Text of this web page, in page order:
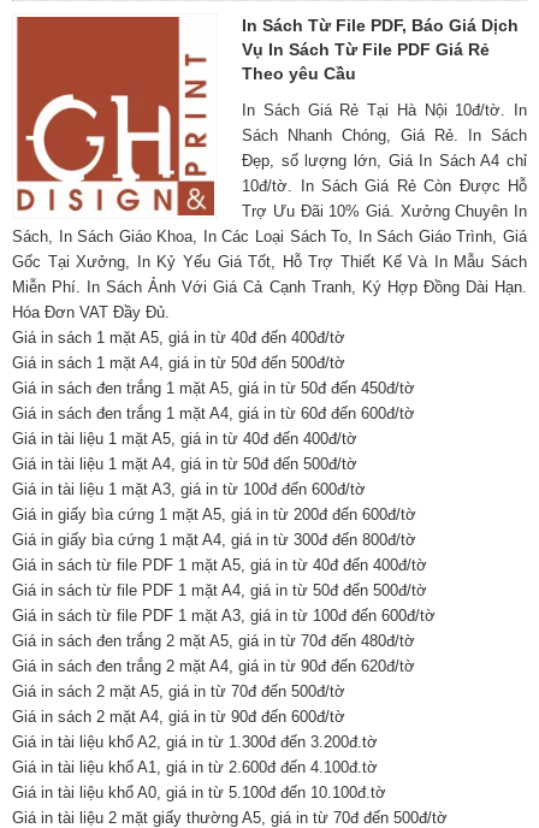
In Sách Từ File PDF, Báo Giá Dịch
Vụ In Sách Từ File PDF Giá Rẻ
Theo yêu Cầu
In Sách Giá Rẻ Tại Hà Nội 10đ/tờ. In
Sách Nhanh Chóng, Giá Rẻ. In Sách
Đẹp, số lượng lớn, Giá In Sách A4 chỉ
10đ/tờ. In Sách Giá Rẻ Còn Được Hỗ
Trợ Ưu Đãi 10% Giá. Xưởng Chuyên In
Sách, In Sách Giáo Khoa, In Các Loại Sách To, In Sách Giáo Trình, Giá
Gốc Tại Xưởng, In Kỷ Yếu Giá Tốt, Hỗ Trợ Thiết Kế Và In Mẫu Sách
Miễn Phí. In Sách Ảnh Với Giá Cả Cạnh Tranh, Ký Hợp Đồng Dài Hạn.
Hóa Đơn VAT Đầy Đủ.
Giá in sách 1 mặt A5, giá in từ 40đ đến 400đ/tờ
Giá in sách 1 mặt A4, giá in từ 50đ đến 500đ/tờ
Giá in sách đen trắng 1 mặt A5, giá in từ 50đ đến 450đ/tờ
Giá in sách đen trắng 1 mặt A4, giá in từ 60đ đến 600đ/tờ
Giá in tài liệu 1 mặt A5, giá in từ 40đ đến 400đ/tờ
Giá in tài liệu 1 mặt A4, giá in từ 50đ đến 500đ/tờ
Giá in tài liệu 1 mặt A3, giá in từ 100đ đến 600đ/tờ
Giá in giấy bìa cứng 1 mặt A5, giá in từ 200đ đến 600đ/tờ
Giá in giấy bìa cứng 1 mặt A4, giá in từ 300đ đến 800đ/tờ
Giá in sách từ file PDF 1 mặt A5, giá in từ 40đ đến 400đ/tờ
Giá in sách từ file PDF 1 mặt A4, giá in từ 50đ đến 500đ/tờ
Giá in sách từ file PDF 1 mặt A3, giá in từ 100đ đến 600đ/tờ
Giá in sách đen trắng 2 mặt A5, giá in từ 70đ đến 480đ/tờ
Giá in sách đen trắng 2 mặt A4, giá in từ 90đ đến 620đ/tờ
Giá in sách 2 mặt A5, giá in từ 70đ đến 500đ/tờ
Giá in sách 2 mặt A4, giá in từ 90đ đến 600đ/tờ
Giá in tài liệu khổ A2, giá in từ 1.300đ đến 3.200đ.tờ
Giá in tài liệu khổ A1, giá in từ 2.600đ đến 4.100đ.tờ
Giá in tài liệu khổ A0, giá in từ 5.100đ đến 10.100đ.tờ
Giá in tài liệu 2 mặt giấy thường A5, giá in từ 70đ đến 500đ/tờ